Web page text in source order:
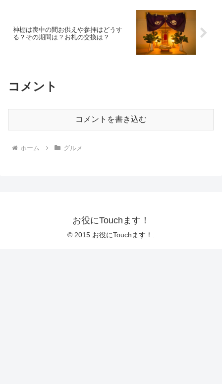
神棚は喪中の間お供えや参拝はどうす
る？その期間は？お札の交換は？
コメント
コメントを書き込む
ホーム グルメ
お役にTouchます！
© 2015 お役にTouchます！.